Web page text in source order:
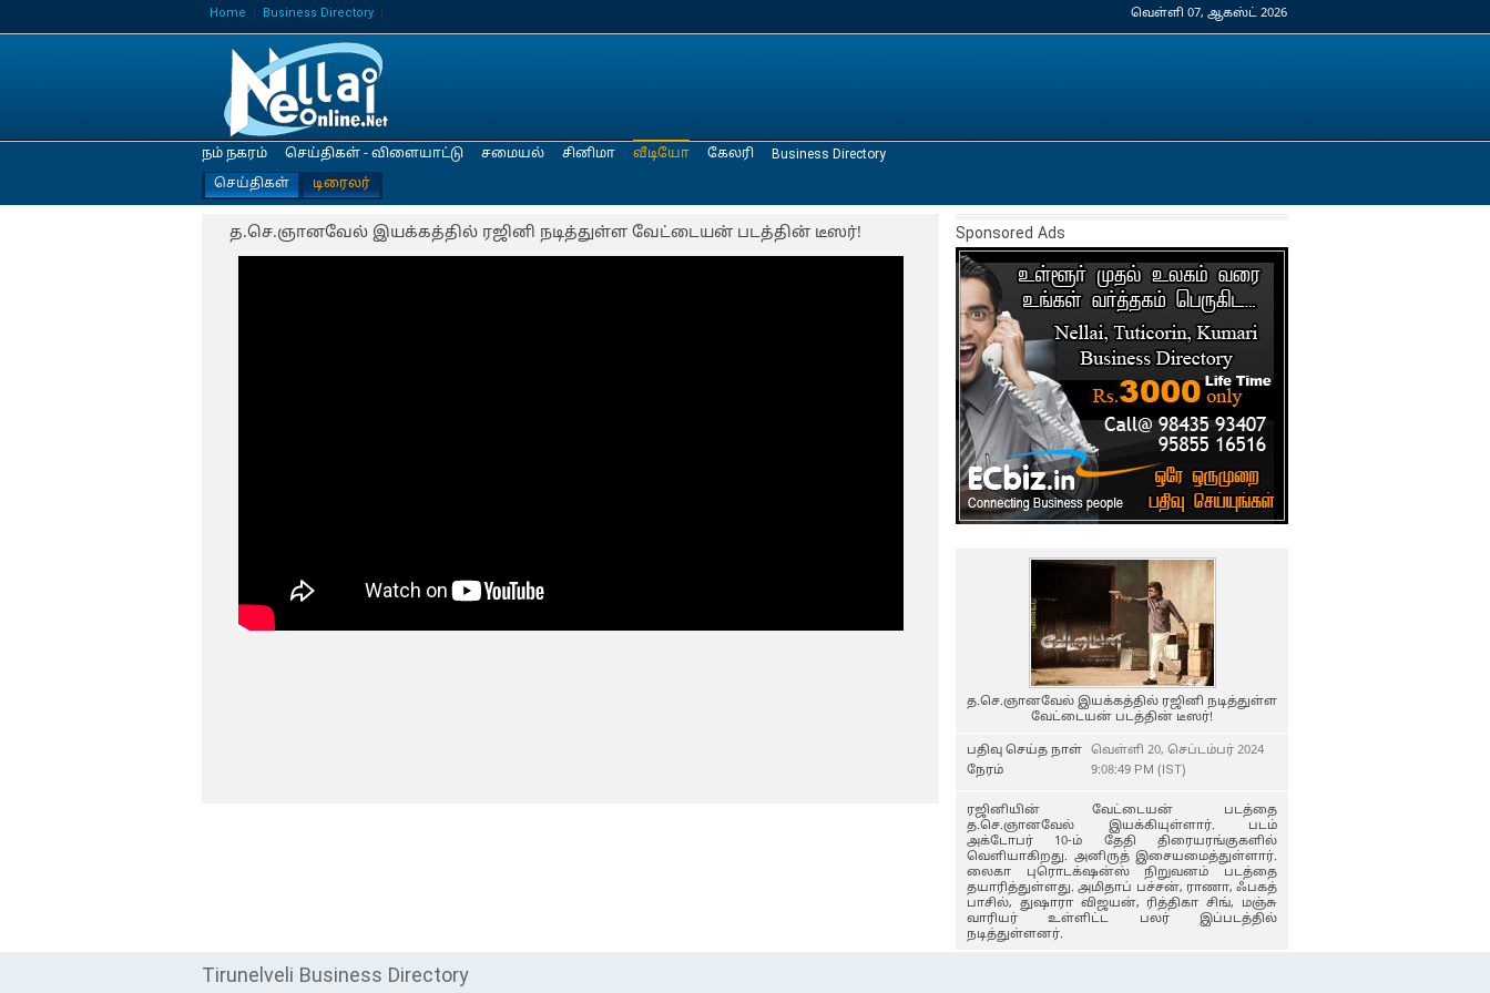
Home Business Directory வெள்ளி 07, ஆகஸ்ட் 2026
நம் நகரம் செய்திகள் - விளையாட்டு சமையல் சினிமா
வீடியோ
செய்திகள்
டிரைலர்
கேலரி Business Directory
த.செ.ஞானவேல் இயக்கத்தில் ரஜினி நடித்துள்ள வேட்டையன் படத்தின் டீஸர்! Sponsored Ads
த.செ.ஞானவேல் இயக்கத்தில் ரஜினி நடித்துள்ள
வேட்டையன் படத்தின் டீஸர்!
பதிவு செய்த நாள் வெள்ளி 20, செப்டம்பர் 2024
நேரம்
9:08:49 PM (IST)
ரஜினியின் வேட்டையன் படத்தை
த.செ.ஞானவேல் இயக்கியுள்ளார். படம்
அக்டோபர் 10-ம் தேதி திரையரங்குகளில்
வெளியாகிறது. அனிருத் இசையமைத்துள்ளார்.
லைகா புரொடக்‌ஷன்ஸ் நிறுவனம் படத்தை
தயாரித்துள்ளது. அமிதாப் பச்சன், ராணா, ஃபகத்
பாசில், துஷாரா விஜயன், ரித்திகா சிங், மஞ்சு
வாரியர் உள்ளிட்ட பலர் இப்படத்தில்
நடித்துள்ளனர்.
Tirunelveli Business Directory